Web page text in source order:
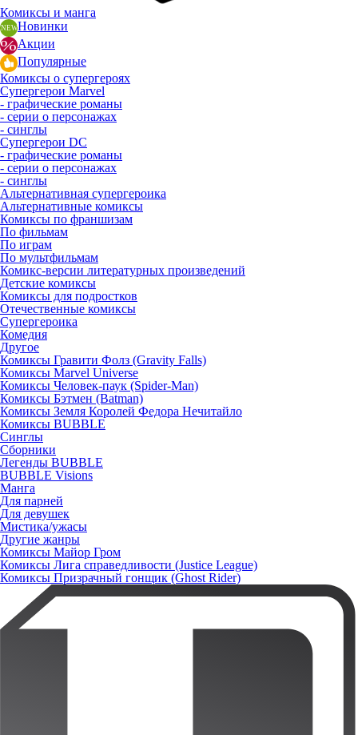
Комиксы и манга
Новинки
Акции
Популярные
Комиксы о супергероях
Супергерои Marvel
- графические романы
- серии о персонажах
- синглы
Супергерои DC
- графические романы
- серии о персонажах
- синглы
Альтернативная супергероика
Альтернативные комиксы
Комиксы по франшизам
По фильмам
По играм
По мультфильмам
Комикс-версии литературных произведений
Детские комиксы
Комиксы для подростков
Отечественные комиксы
Супергероика
Комедия
Другое
Комиксы Гравити Фолз (Gravity Falls)
Комиксы Marvel Universe
Комиксы Человек-паук (Spider-Man)
Комиксы Бэтмен (Batman)
Комиксы Земля Королей Федора Нечитайло
Комиксы BUBBLE
Синглы
Сборники
Легенды BUBBLE
BUBBLE Visions
Манга
Для парней
Для девушек
Мистика/ужасы
Другие жанры
Комиксы Майор Гром
Комиксы Лига справедливости (Justice League)
Комиксы Призрачный гонщик (Ghost Rider)